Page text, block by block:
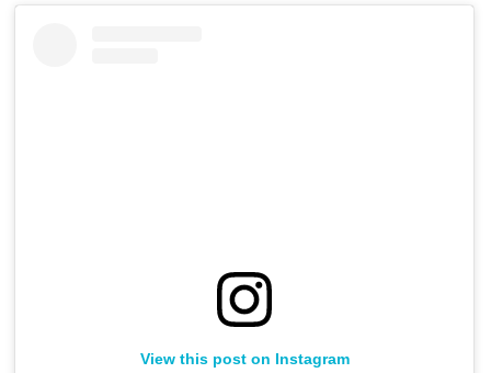
View this post on Instagram